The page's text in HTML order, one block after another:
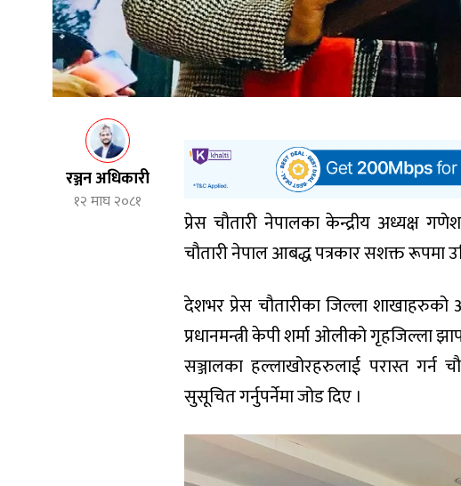
रञ्जन अधिकारी
१२ माघ २०८१
प्रेस चौतारी नेपालका केन्द्रीय अध्यक्ष
चौतारी नेपाल आबद्ध पत्रकार सशक्त रूपमा
देशभर प्रेस चौतारीका जिल्ला
प्रधानमन्त्री केपी शर्मा ओलीको गृहजिल्ला
सञ्जालका हल्लाखोरहरुलाई परास्त गर्न
सुसूचित गर्नुपर्नेमा जोड दिए ।